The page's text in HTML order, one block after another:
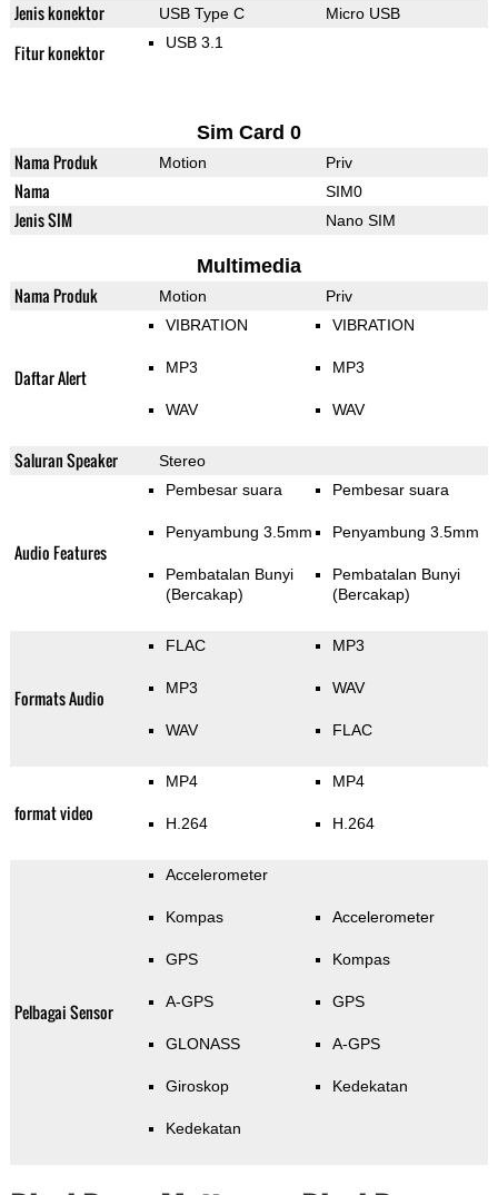
Jenis konektor USB Type C Micro USB
Fitur konektor USB 3.1
Sim Card 0
Nama Produk Motion Priv
Nama SIM0
Jenis SIM Nano SIM
Multimedia
Nama Produk Motion Priv
Daftar Alert
VIBRATION
MP3
WAV
VIBRATION
MP3
WAV
Saluran Speaker Stereo
Audio Features
Pembesar suara
Penyambung 3.5mm
Pembatalan Bunyi
(Bercakap)
Pembesar suara
Penyambung 3.5mm
Pembatalan Bunyi
(Bercakap)
Formats Audio
FLAC
MP3
WAV
MP3
WAV
FLAC
format video
MP4
H.264
MP4
H.264
Pelbagai Sensor
Accelerometer
Kompas
GPS
A-GPS
GLONASS
Giroskop
Kedekatan
Accelerometer
Kompas
GPS
A-GPS
Kedekatan